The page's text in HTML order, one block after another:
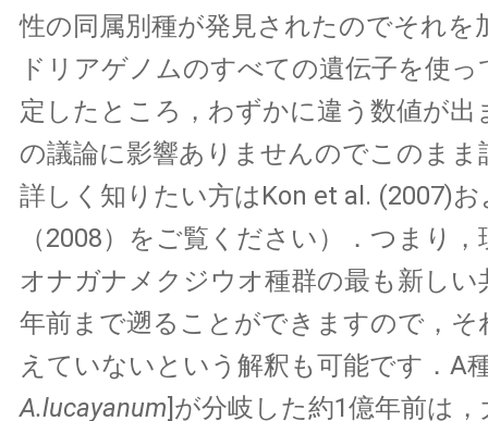
性の同属別種が発見されたのでそれを
ドリアゲノムのすべての遺伝子を使っ
定したところ，わずかに違う数値が出
の議論に影響ありませんのでこのまま
詳しく知りたい方はKon et al. (2007)
（2008）をご覧ください）．つまり
オナガナメクジウオ種群の最も新しい
年前まで遡ることができますので，そ
えていないという解釈も可能です．A
A.lucayanum]が分岐した約1億年前は